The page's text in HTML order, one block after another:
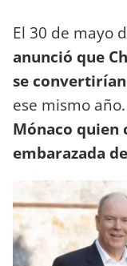
El 30 de mayo
anunció que
se
ese mismo
Mónaco quien
embarazada